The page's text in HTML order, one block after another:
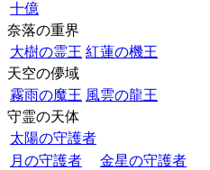
十億
奈落の重界
大樹の霊王 紅蓮の機王
天空の儚域
霧雨の魔王 風雲の龍王
守霊の天体
太陽の守護者
月の守護者
金星の守護者